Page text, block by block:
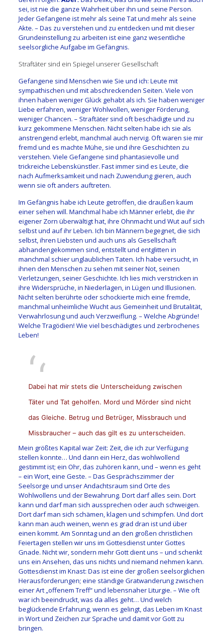
sei, ist nie die ganze Wahrheit über ihn und seine Person.
Jeder Gefangene ist mehr als seine Tat und mehr als seine
Akte. – Das zu verstehen und zu entdecken und mit dieser
Grundeinstellung zu arbeiten ist eine ganz wesentliche
seelsorgliche Aufgabe im Gefängnis.
Straftäter sind ein Spiegel unserer Gesellschaft
Gefangene sind Menschen wie Sie und ich: Leute mit
sympathischen und mit abschreckenden Seiten. Viele von
ihnen haben weniger Glück gehabt als ich. Sie haben weniger
Liebe erfahren, weniger Wohlwollen, weniger Förderung,
weniger Chancen. – Straftäter sind oft beschädigte und zu
kurz gekommene Menschen. Nicht selten habe ich sie als
anstrengend erlebt, manchmal auch nervig. Oft waren sie mir
fremd und es machte Mühe, sie und ihre Geschichten zu
verstehen. Viele Gefangene sind phantasievolle und
trickreiche Lebenskünstler. Fast immer sind es Leute, die
nach Aufmerksamkeit und nach Zuwendung gieren, auch
wenn sie oft anders auftreten.
Im Gefängnis habe ich Leute getroffen, die draußen kaum
einer sehen will. Manchmal habe ich Männer erlebt, die ihr
eigener Zorn überwältigt hat, ihre Ohnmacht und Wut auf sich
selbst und auf ihr Leben. Ich bin Männern begegnet, die sich
selbst, ihren Liebsten und auch uns als Gesellschaft
abhandengekommen sind, entstellt und entglitten in
manchmal schier unglaublichen Taten. Ich habe versucht, in
ihnen den Menschen zu sehen mit seiner Not, seinen
Verletzungen, seiner Geschichte. Ich lies mich verstricken in
ihre Widersprüche, in Niederlagen, in Lügen und Illusionen.
Nicht selten berührte oder schockierte mich eine fremde,
manchmal unheimliche Wucht aus Gemeinheit und Brutalität,
Verwahrlosung und auch Verzweiflung. – Welche Abgründe!
Welche Tragödien! Wie viel beschädigtes und zerbrochenes
Leben!
Dabei hat mir stets die Unterscheidung zwischen
Täter und Tat geholfen. Mord und Mörder sind nicht
das Gleiche. Betrug und Betrüger, Missbrauch und
Missbraucher – auch das gilt es zu unterscheiden.
Mein größtes Kapital war Zeit: Zeit, die ich zur Verfügung
stellen konnte… Und dann ein Herz, das wohlwollend
gestimmt ist; ein Ohr, das zuhören kann, und – wenn es geht
– ein Wort, eine Geste. – Das Gesprächszimmer der
Seelsorge und unser Andachtsraum sind Orte des
Wohlwollens und der Bewahrung. Dort darf alles sein. Dort
kann und darf man sich aussprechen oder auch schweigen.
Dort darf man sich schämen, klagen und schimpfen. Und dort
kann man auch weinen, wenn es grad dran ist und über
einen kommt. Am Sonntag und an den großen christlichen
Feiertagen stellen wir uns im Gottesdienst unter Gottes
Gnade. Nicht wir, sondern mehr Gott dient uns – und schenkt
uns ein Ansehen, das uns nichts und niemand nehmen kann.
Gottesdienst im Knast: Das ist eine der großen seelsorglichen
Herausforderungen; eine ständige Gratwanderung zwischen
einer Art „offenem Treff“ und lebensnaher Liturgie. – Wie oft
war ich beeindruckt, was da alles geht… Und welch
beglückende Erfahrung, wenn es gelingt, das Leben im Knast
in Wort und Zeichen zur Sprache und damit vor Gott zu
bringen.